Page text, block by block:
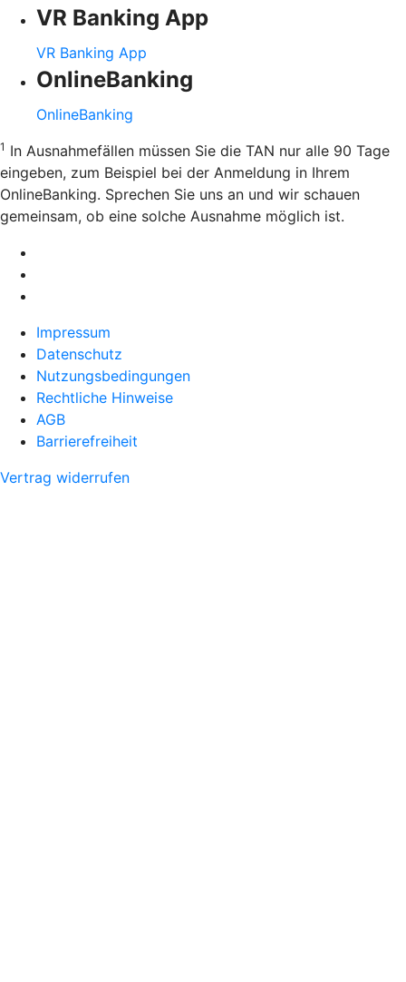
VR Banking App
VR Banking App
OnlineBanking
OnlineBanking
1 In Ausnahmefällen müssen Sie die TAN nur alle 90 Tage
eingeben, zum Beispiel bei der Anmeldung in Ihrem
OnlineBanking. Sprechen Sie uns an und wir schauen
gemeinsam, ob eine solche Ausnahme möglich ist.
Impressum
Datenschutz
Nutzungsbedingungen
Rechtliche Hinweise
AGB
Barrierefreiheit
Vertrag widerrufen